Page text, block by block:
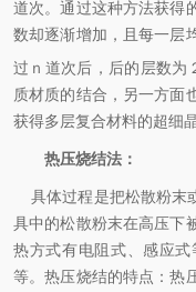
道次。通过这种方法获得
数却逐渐增加，且每一层
过ｎ道次后，后的层数为
质材质的结合，另一方面
获得多层复合材料的超细晶
热压烧结法：
具体过程是把松散粉末
具中的松散粉末在高压下
热方式有电阻式、感应
等。热压烧结的特点：热